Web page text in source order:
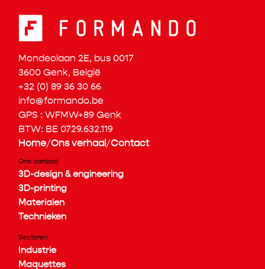
Mondeolaan 2E, bus 0017
3600 Genk, België
+32 (0) 89 36 30 66
info@formando.be
GPS : WFMW+89 Genk
BTW: BE 0729.632.119
Home/Ons verhaal/Contact
Ons aanbod
3D-design & engineering
3D-printing
Materialen
Technieken
Sectoren
Industrie
Maquettes